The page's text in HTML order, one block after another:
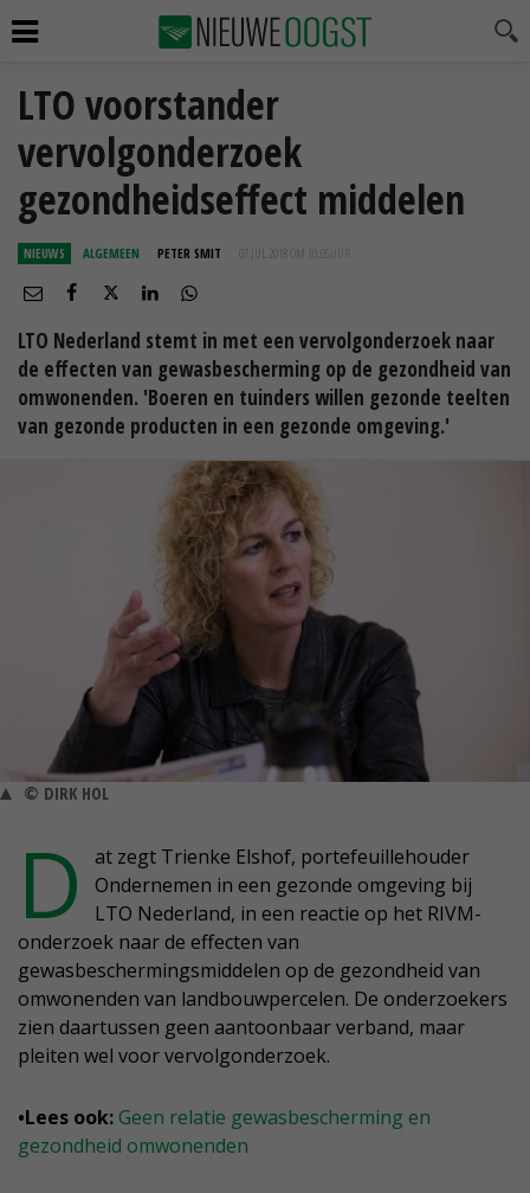
LTO voorstander
vervolgonderzoek
gezondheidseffect middelen
NIEUWS ALGEMEEN PETER SMIT 07 JUL 2018 OM 10:05
LTO Nederland stemt in met een vervolgonderzoek naar
de effecten van gewasbescherming op de gezondheid van
omwonenden. 'Boeren en tuinders willen gezonde teelten
van gezonde producten in een gezonde omgeving.'
© DIRK HOL
D
at zegt Trienke Elshof, portefeuillehouder
Ondernemen in een gezonde omgeving bij
LTO Nederland, in een reactie op het RIVM-
onderzoek naar de effecten van
gewasbeschermingsmiddelen op de gezondheid van
omwonenden van landbouwpercelen. De onderzoekers
zien daartussen geen aantoonbaar verband, maar
pleiten wel voor vervolgonderzoek.
•Lees ook: Geen relatie gewasbescherming en
gezondheid omwonenden